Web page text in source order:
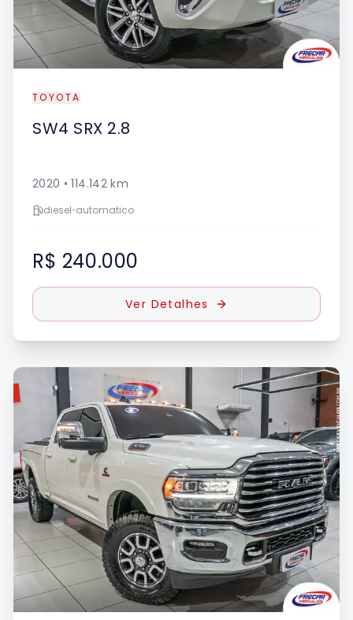
TOYOTA
SW4 SRX 2.8
2020 •114.142km
diesel•automatico
R$ 240.000
Ver Detalhes